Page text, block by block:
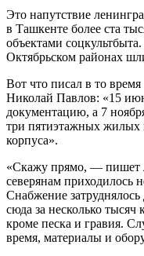
Это напутствие
в Ташкенте более ста
объектами
Октябрьском районах
Вот что писал в то
Николай Павлов: «15
документацию, а 7
три пятиэтажных
корпуса».
«Скажу прямо, —
северянам приходилось
Снабжение
сюда за несколько
кроме песка и гравия.
время, материалы и